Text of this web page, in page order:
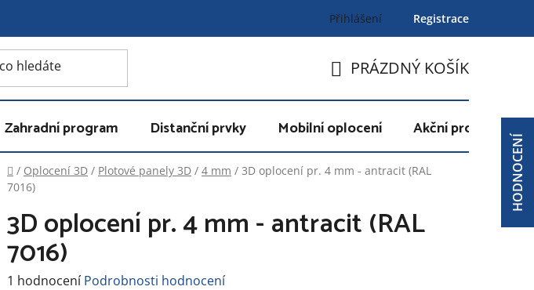
Přihlášení Registrace
KOŠÍK
PRÁZDNÝ KOŠÍK
Zahradní program Distanční prvky Mobilní oplocení Akční produkty
Domů
/ Oplocení 3D / Plotové panely 3D / 4 mm / 3D oplocení pr. 4 mm - antracit (RAL
7016)
3D oplocení pr. 4 mm - antracit (RAL
7016)
Průměrné
1 hodnocení Podrobnosti hodnocení
HODNOCENÍ